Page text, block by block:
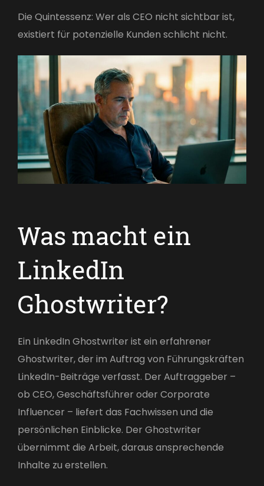
Die Quintessenz: Wer als CEO nicht sichtbar ist,
existiert für potenzielle Kunden schlicht nicht.
Was macht ein
LinkedIn
Ghostwriter?
Ein LinkedIn Ghostwriter ist ein erfahrener
Ghostwriter, der im Auftrag von Führungskräften
LinkedIn-Beiträge verfasst. Der Auftraggeber –
ob CEO, Geschäftsführer oder Corporate
Influencer – liefert das Fachwissen und die
persönlichen Einblicke. Der Ghostwriter
übernimmt die Arbeit, daraus ansprechende
Inhalte zu erstellen.